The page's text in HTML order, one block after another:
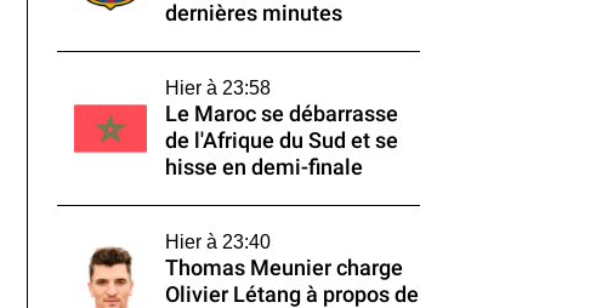
dernières minutes
Hier à 23:58
Le Maroc se débarrasse
de l'Afrique du Sud et se
hisse en demi-finale
Hier à 23:40
Thomas Meunier charge
Olivier Létang à propos de